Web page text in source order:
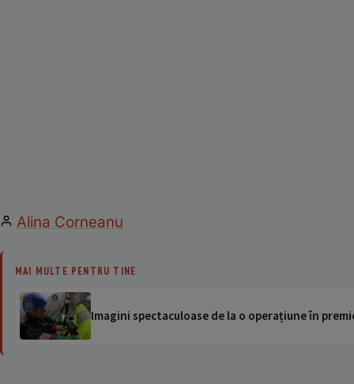
Alina Corneanu
MAI MULTE PENTRU TINE
Imagini spectaculoase de la o operațiune în